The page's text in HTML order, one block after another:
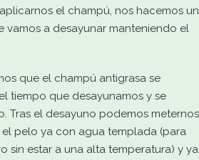
el champú, nos hacemos un
vamos a desayunar manteniendo el
que el champú antigrasa se
tiempo que desayunamos y se
Tras el desayuno podemos meternos
pelo ya con agua templada (para
sin estar a una alta temperatura) y ya